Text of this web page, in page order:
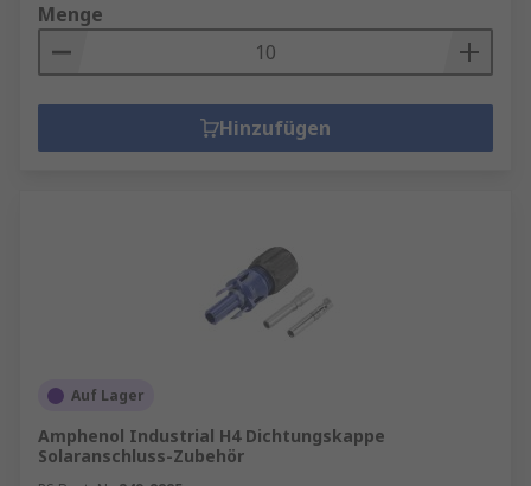
Menge
Hinzufügen
Auf Lager
Amphenol Industrial H4 Dichtungskappe
Solaranschluss-Zubehör